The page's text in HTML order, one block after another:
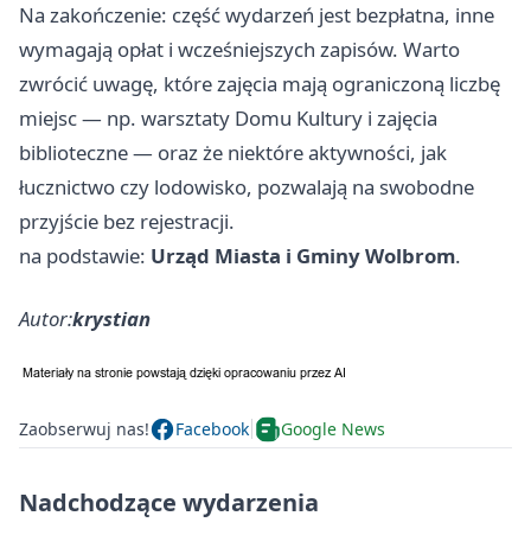
Na zakończenie: część wydarzeń jest bezpłatna, inne
wymagają opłat i wcześniejszych zapisów. Warto
zwrócić uwagę, które zajęcia mają ograniczoną liczbę
miejsc — np. warsztaty Domu Kultury i zajęcia
biblioteczne — oraz że niektóre aktywności, jak
łucznictwo czy lodowisko, pozwalają na swobodne
przyjście bez rejestracji.
na podstawie: Urząd Miasta i Gminy Wolbrom.
Autor:krystian
Zaobserwuj nas! Facebook Google News
Nadchodzące wydarzenia